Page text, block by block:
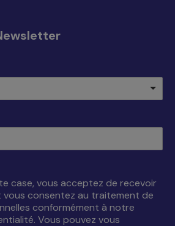
case, vous acceptez de recevoir
consentez au traitement de
conformément à notre
Vous pouvez vous